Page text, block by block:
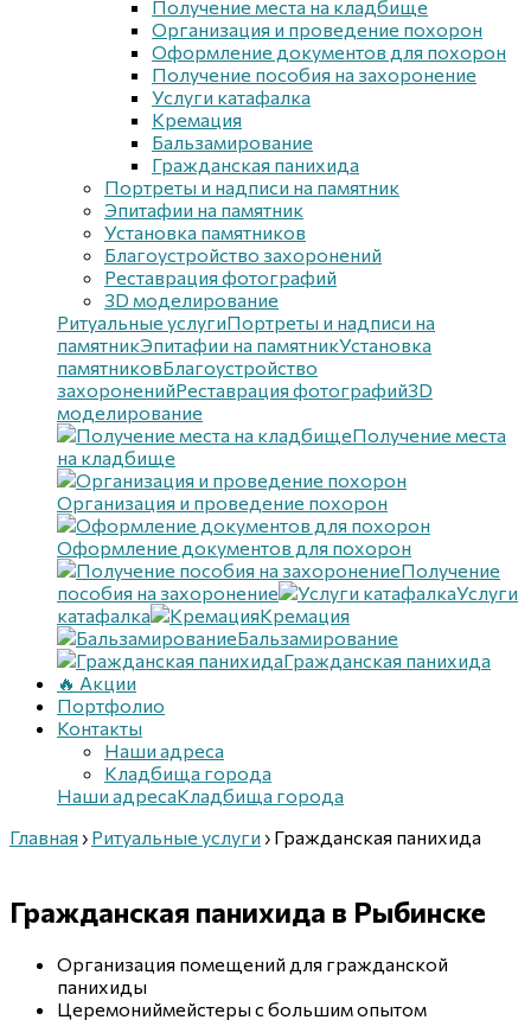
Получение места на кладбище
Организация и проведение похорон
Оформление документов для похорон
Получение пособия на захоронение
Услуги катафалка
Кремация
Бальзамирование
Гражданская панихида
Портреты и надписи на памятник
Эпитафии на памятник
Установка памятников
Благоустройство захоронений
Реставрация фотографий
3D моделирование
Ритуальные услугиПортреты и надписи на
памятникЭпитафии на памятникУстановка
памятниковБлагоустройство
захороненийРеставрация фотографий3D
моделирование
Получение места
на кладбище
Организация и проведение похорон
Оформление документов для похорон
Получение
пособия на захоронение
Услуги
катафалка
Кремация
Бальзамирование
Гражданская панихида
🔥 Акции
Портфолио
Контакты
Наши адреса
Кладбища города
Наши адресаКладбища города
Главная › Ритуальные услуги › Гражданская панихида
Гражданская панихида в Рыбинске
Организация помещений для гражданской
панихиды
Церемониймейстеры с большим опытом